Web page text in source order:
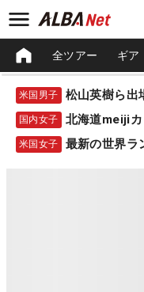
全ツアー ギア
米国男子
国内女子 北海道meiji
米国女子 最新の世界ラ